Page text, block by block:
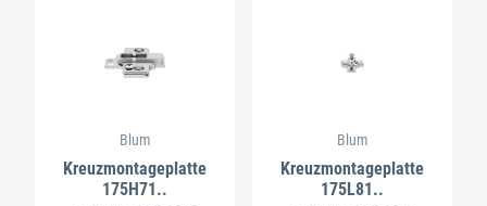
Blum
Kreuzmontageplatte
175H71..
Blum
Kreuzmontageplatte
175L81..